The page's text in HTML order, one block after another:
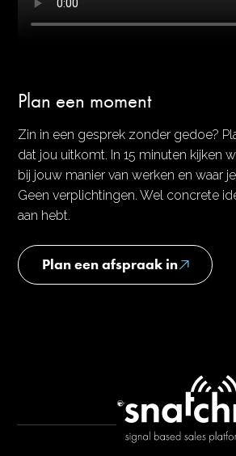
Plan een moment
Zin in een gesprek zonder gedoe?
dat jou uitkomt. In 15 minuten kijken
bij jouw manier van werken en waar
Geen verplichtingen. Wel concrete
aan hebt.
Plan een afspraak in